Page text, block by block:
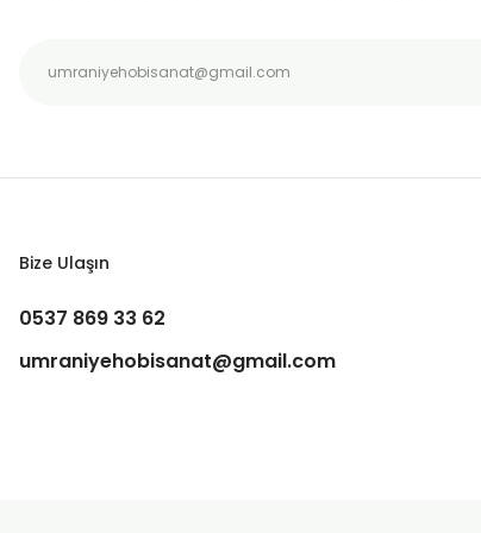
Bize Ulaşın
0537 869 33 62
umraniyehobisanat@gmail.com